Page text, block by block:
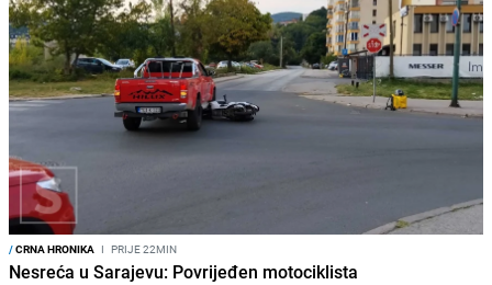
/CRNA HRONIKA I PRIJE 22MIN
Nesreća u Sarajevu: Povrijeđen motociklista